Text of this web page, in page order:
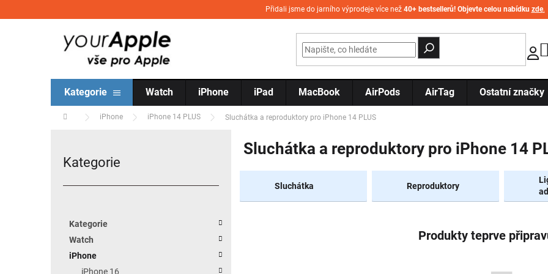
Přidali jsme do jarního výprodeje více než 40+ bestsellerů! Objevte celou nabídku zde.
Kategorie Watch iPhone iPad MacBook AirPods AirTag Ostatní značky
Domů iPhone iPhone 14 PLUS Sluchátka a reproduktory pro iPhone 14 PLUS
Přeskočit kategorie
Kategorie
Kategorie
Watch
iPhone
iPhone 16
Sluchátka a reproduktory pro iPhone 14
Sluchátka Reproduktory
Produkty teprve